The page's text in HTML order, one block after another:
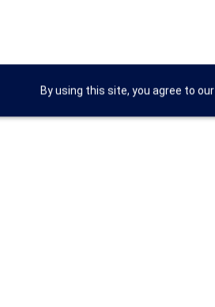
By using this site, you agree to our